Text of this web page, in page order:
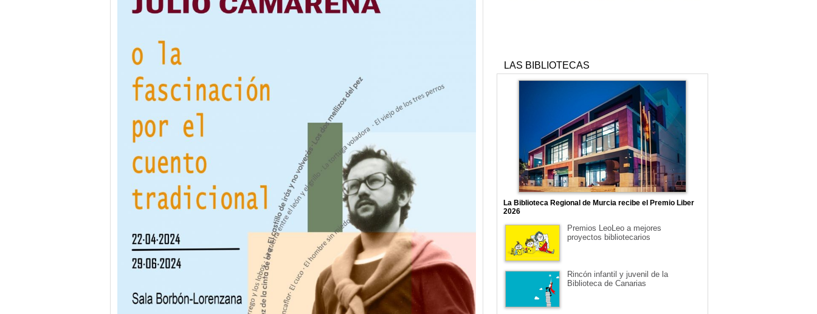
LAS BIBLIOTECAS
La Biblioteca Regional de Murcia recibe el Premio Liber
2026
Premios LeoLeo a mejores
proyectos bibliotecarios
Rincón infantil y juvenil de la
Biblioteca de Canarias